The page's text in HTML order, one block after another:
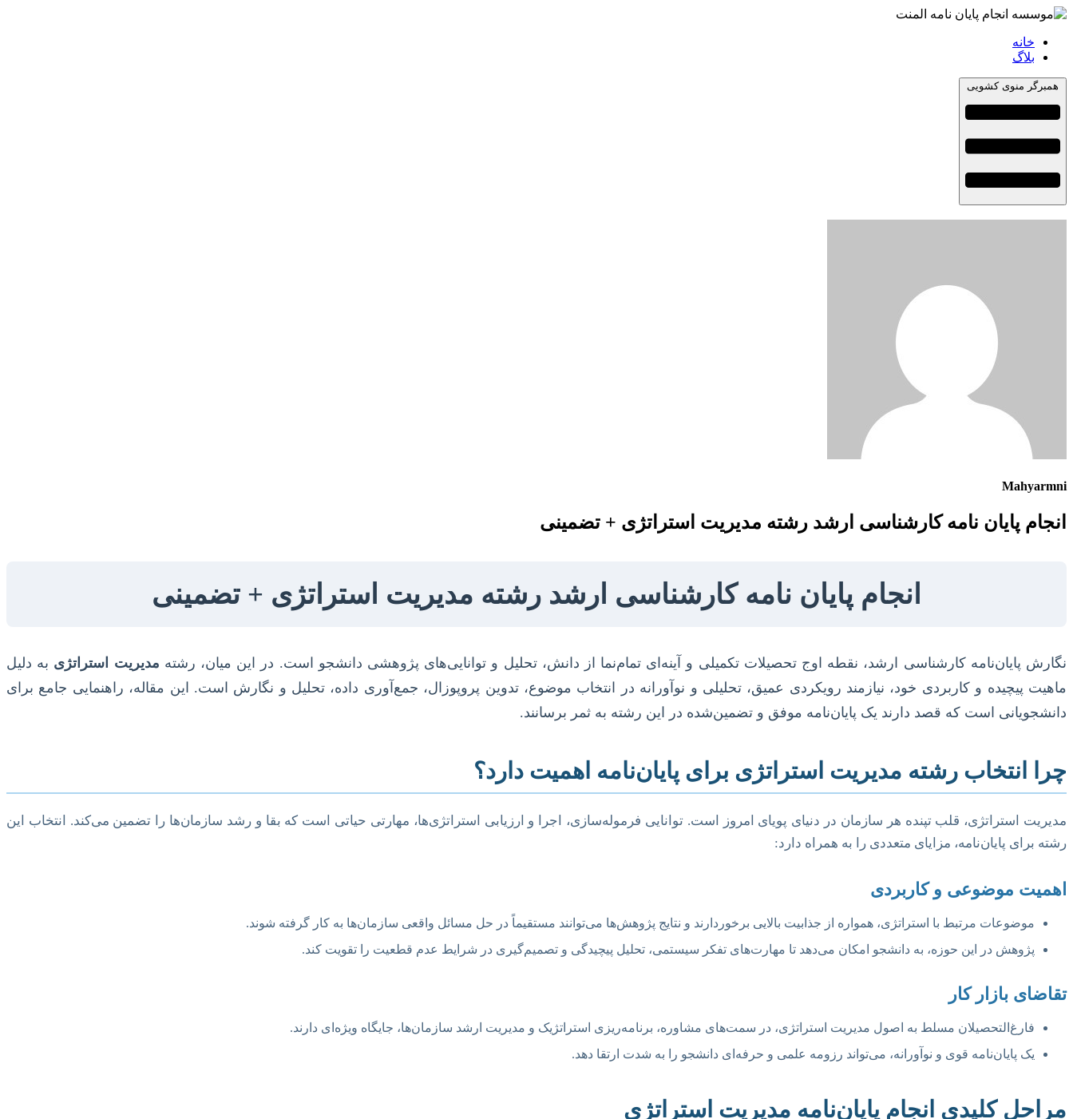
خانه
بلاگ
همبرگر منوی کشویی
Mahyarmni
انجام پایان نامه کارشناسی ارشد رشته مدیریت استراتژی + تضمینی
انجام پایان نامه کارشناسی ارشد رشته مدیریت استراتژی + تضمینی
نگارش پایان‌نامه کارشناسی ارشد، نقطه اوج تحصیلات تکمیلی و آینه‌ای تمام‌نما از دانش، تحلیل و توانایی‌های پژوهشی دانشجو است. در این میان، رشته مدیریت استراتژی به دلیل
ماهیت پیچیده و کاربردی خود، نیازمند رویکردی عمیق، تحلیلی و نوآورانه در انتخاب موضوع، تدوین پروپوزال، جمع‌آوری داده، تحلیل و نگارش است. این مقاله، راهنمایی جامع برای
دانشجویانی است که قصد دارند یک پایان‌نامه موفق و تضمین‌شده در این رشته به ثمر برسانند.
چرا انتخاب رشته مدیریت استراتژی برای پایان‌نامه اهمیت دارد؟
مدیریت استراتژی، قلب تپنده هر سازمان در دنیای پویای امروز است. توانایی فرموله‌سازی، اجرا و ارزیابی استراتژی‌ها، مهارتی حیاتی است که بقا و رشد سازمان‌ها را تضمین می‌کند. انتخاب این
رشته برای پایان‌نامه، مزایای متعددی را به همراه دارد:
اهمیت موضوعی و کاربردی
موضوعات مرتبط با استراتژی، همواره از جذابیت بالایی برخوردارند و نتایج پژوهش‌ها می‌توانند مستقیماً در حل مسائل واقعی سازمان‌ها به کار گرفته شوند.
پژوهش در این حوزه، به دانشجو امکان می‌دهد تا مهارت‌های تفکر سیستمی، تحلیل پیچیدگی و تصمیم‌گیری در شرایط عدم قطعیت را تقویت کند.
تقاضای بازار کار
فارغ‌التحصیلان مسلط به اصول مدیریت استراتژی، در سمت‌های مشاوره، برنامه‌ریزی استراتژیک و مدیریت ارشد سازمان‌ها، جایگاه ویژه‌ای دارند.
یک پایان‌نامه قوی و نوآورانه، می‌تواند رزومه علمی و حرفه‌ای دانشجو را به شدت ارتقا دهد.
مراحل کلیدی انجام پایان‌نامه مدیریت استراتژی